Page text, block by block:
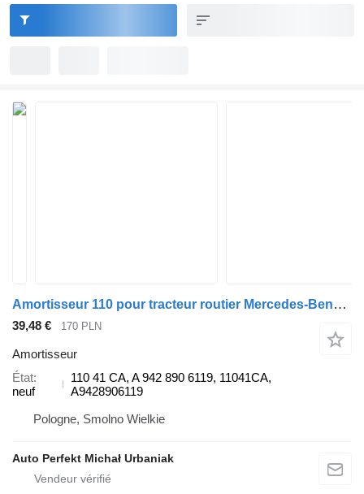
Amortisseur 110 pour tracteur routier Mercedes-Benz Actors, Axor
39,48 € 170 PLN
Amortisseur
État
neuf
110 41 CA, A 942 890 6119, 11041CA,
A9428906119
Pologne, Smolno Wielkie
Auto Perfekt Michał Urbaniak